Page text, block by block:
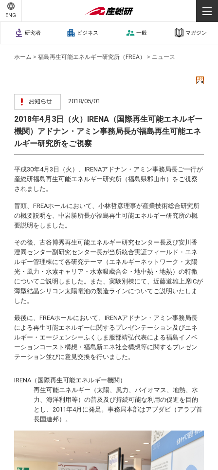
ENG
研究者 ビジネス 一般 マガジン
ホーム >福島再生可能エネルギー研究所（FREA） > ニュース
2018/05/01
2018年4月3日（火）IRENA（国際再生可能エネルギー
機関）アドナン・アミン事務局長が福島再生可能エネ
ルギー研究所をご視察
平成30年4月3日（火）、IRENAアドナン・アミン事務局長ご一行が
産総研福島再生可能エネルギー研究所（福島県郡山市）をご視察
されました。
冒頭、FREAホールにおいて、小林哲彦理事が産業技術総合研究所
の概要説明を、中岩勝所長が福島再生可能エネルギー研究所の概
要説明をしました。
その後、古谷博秀再生可能エネルギー研究センター長及び安川香
澄同センター副研究センター長が当所統合実証フィールド・エネ
ルギー管理棟にて各研究テーマ（エネルギーネットワーク・太陽
光・風力・水素キャリア・水素吸蔵合金・地中熱・地熱）の特徴
についてご説明しました。また、実験別棟にて、近藤道雄上席ICが
薄型結晶シリコン太陽電池の製造ラインについてご説明いたしま
した。
最後に、FREAホールにおいて、IRENAアドナン・アミン事務局長
による再生可能エネルギーに関するプレゼンテーション及びエネ
ルギー・エージェンシーふくしま服部靖弘代表による福島イノベ
ーションコースト構想・福島新エネ社会構想等に関するプレゼン
テーション並びに意見交換を行いました。
IRENA（国際再生可能エネルギー機関）
再生可能エネルギー（太陽、風力、バイオマス、地熱、水
力、海洋利用等）の普及及び持続可能な利用の促進を目的
とし、2011年4月に発足。事務局本部はアブダビ（アラブ首
長国連邦）。